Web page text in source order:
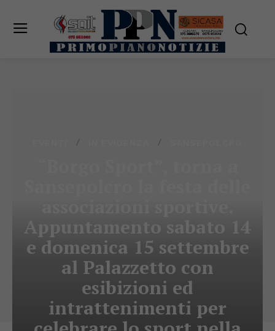
Appuntamento sabato 14
e domenica 15 settembre
al Palazzetto con
esibizioni ed
intrattenimenti per